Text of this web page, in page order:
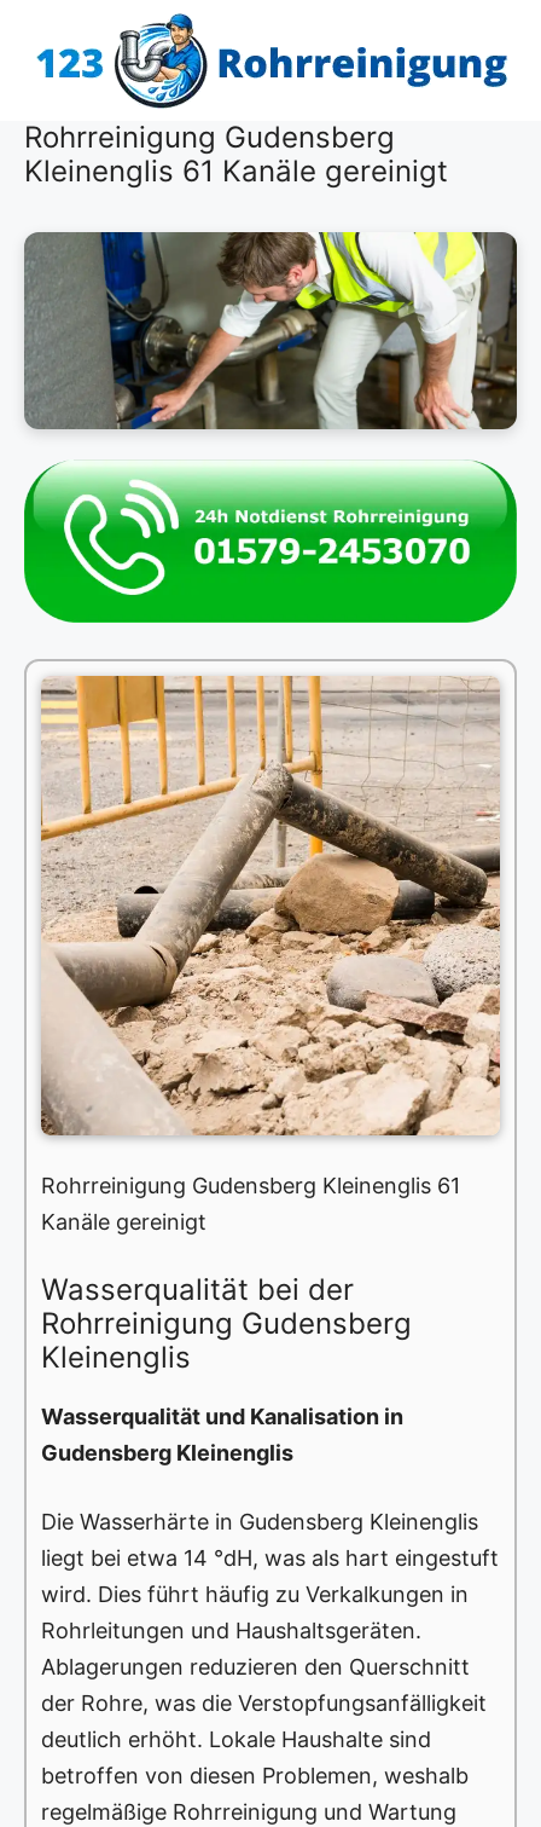
Inhalt
Rohrreinigung Gudensberg
Kleinenglis 61 Kanäle gereinigt
Rohrreinigung Gudensberg Kleinenglis 61
Kanäle gereinigt
Wasserqualität bei der
Rohrreinigung Gudensberg
Kleinenglis
Wasserqualität und Kanalisation in
Gudensberg Kleinenglis
Die Wasserhärte in Gudensberg Kleinenglis
liegt bei etwa 14 °dH, was als hart eingestuft
wird. Dies führt häufig zu Verkalkungen in
Rohrleitungen und Haushaltsgeräten.
Ablagerungen reduzieren den Querschnitt
der Rohre, was die Verstopfungsanfälligkeit
deutlich erhöht. Lokale Haushalte sind
betroffen von diesen Problemen, weshalb
regelmäßige Rohrreinigung und Wartung